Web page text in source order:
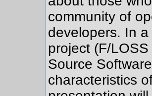
community of
developers. In
project (F/
Source
characteristics